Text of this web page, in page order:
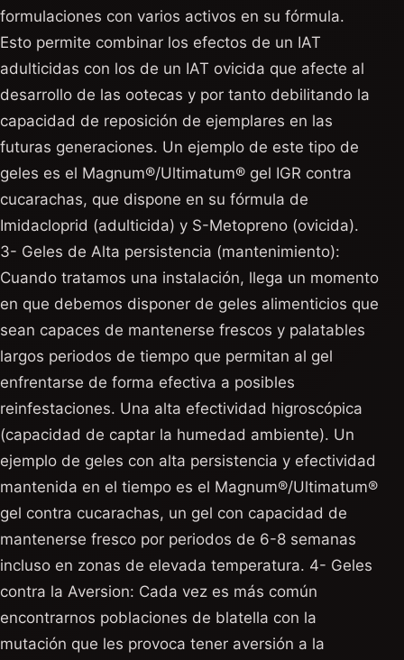
formulaciones con varios activos en su fórmula.
Esto permite combinar los efectos de un IAT
adulticidas con los de un IAT ovicida que afecte al
desarrollo de las ootecas y por tanto debilitando la
capacidad de reposición de ejemplares en las
futuras generaciones. Un ejemplo de este tipo de
geles es el Magnum®/Ultimatum® gel IGR contra
cucarachas, que dispone en su fórmula de
Imidacloprid (adulticida) y S-Metopreno (ovicida).
3- Geles de Alta persistencia (mantenimiento):
Cuando tratamos una instalación, llega un momento
en que debemos disponer de geles alimenticios que
sean capaces de mantenerse frescos y palatables
largos periodos de tiempo que permitan al gel
enfrentarse de forma efectiva a posibles
reinfestaciones. Una alta efectividad higroscópica
(capacidad de captar la humedad ambiente). Un
ejemplo de geles con alta persistencia y efectividad
mantenida en el tiempo es el Magnum®/Ultimatum®
gel contra cucarachas, un gel con capacidad de
mantenerse fresco por periodos de 6-8 semanas
incluso en zonas de elevada temperatura. 4- Geles
contra la Aversion: Cada vez es más común
encontrarnos poblaciones de blatella con la
mutación que les provoca tener aversión a la